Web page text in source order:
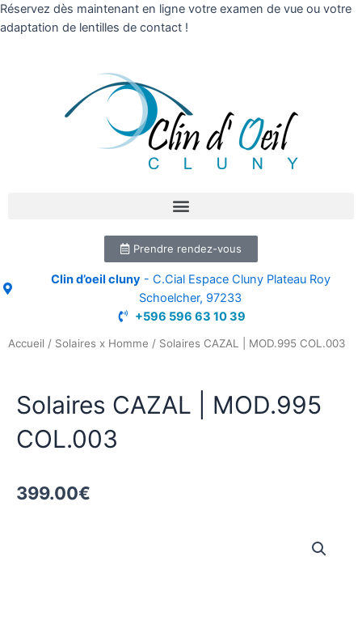
Réservez dès maintenant en ligne votre examen de vue ou votre
adaptation de lentilles de contact !
Prendre rendez-vous
Clin d’oeil cluny- C.Cial Espace Cluny Plateau Roy
Schoelcher, 97233
+596 596 63 10 39
Accueil / Solaires x Homme / Solaires CAZAL | MOD.995 COL.003
Solaires CAZAL | MOD.995
COL.003
399.00€